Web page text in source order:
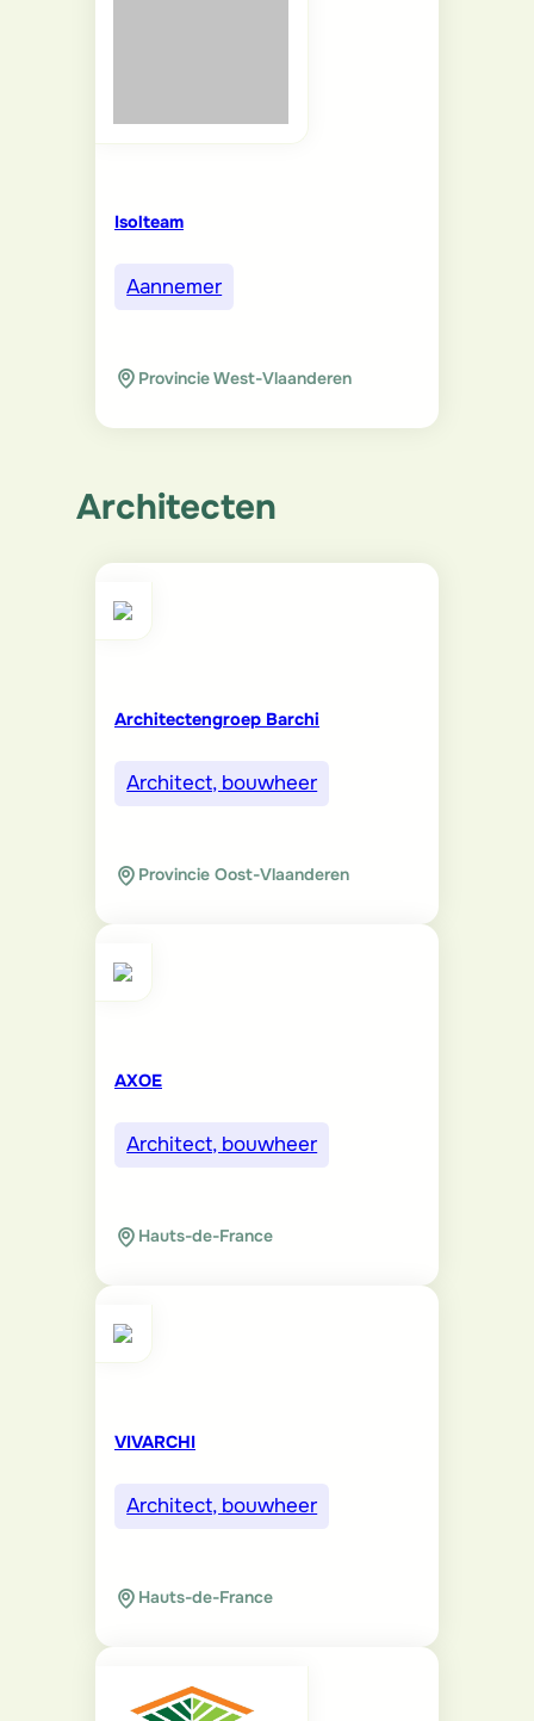
Isolteam
Aannemer
Provincie West-Vlaanderen
Architecten
Architectengroep Barchi
Architect, bouwheer
Provincie Oost-Vlaanderen
AXOE
Architect, bouwheer
Hauts-de-France
VIVARCHI
Architect, bouwheer
Hauts-de-France